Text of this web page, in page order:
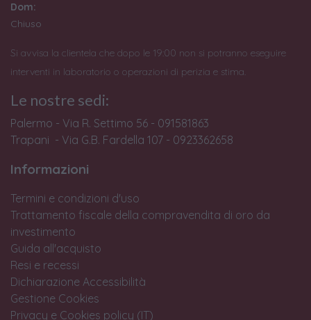
Dom:
Chiuso
Si avvisa la clientela che dopo le 19:00 non si potranno eseguire
interventi in laboratorio o operazioni di perizia e stima.
Le nostre sedi:
Palermo - Via R. Settimo 56 - 091581863
Trapani - Via G.B. Fardella 107 - 0923362658
Informazioni
Termini e condizioni d'uso
Trattamento fiscale della compravendita di oro da
investimento
Guida all'acquisto
Resi e recessi
Dichiarazione Accessibilità
Gestione Cookies
Privacy e Cookies policy (IT)